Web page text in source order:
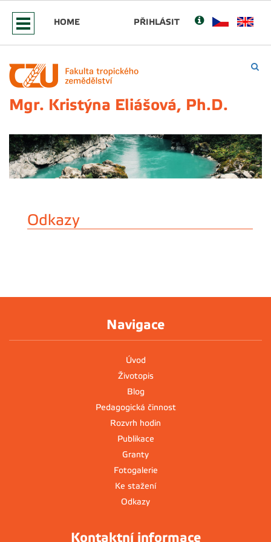
HOME PŘIHLÁSIT
Mgr. Kristýna Eliášová, Ph.D.
Odkazy
Navigace
Úvod
Životopis
Blog
Pedagogická činnost
Rozvrh hodin
Publikace
Granty
Fotogalerie
Ke stažení
Odkazy
Kontaktní informace